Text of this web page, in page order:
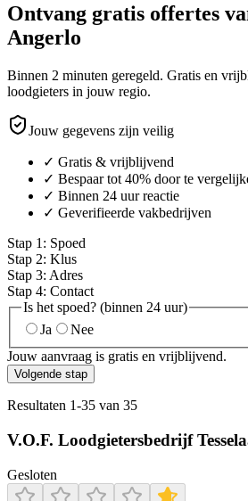
Ontvang gratis offertes
Angerlo
Binnen 2 minuten geregeld. Gratis en
loodgieters in jouw regio.
Jouw gegevens zijn veilig
✓ Gratis & vrijblijvend
✓ Bespaar tot 40% door te
✓ Binnen 24 uur reactie
✓ Geverifieerde vakbedrijven
Stap 1 : Spoed
Stap 2: Klus
Stap 3: Adres
Stap 4: Contact
Is het spoed? (binnen 24 uur)
Ja
Nee
Jouw aanvraag is gratis en vrijblijvend.
Volgende stap
Resultaten 1-35 van 35
V.O.F. Loodgietersbedrijf
Gesloten